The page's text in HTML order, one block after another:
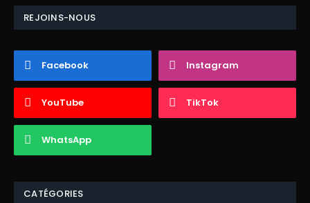
REJOINS-NOUS
Facebook Instagram
YouTube TikTok
WhatsApp
CATÉGORIES